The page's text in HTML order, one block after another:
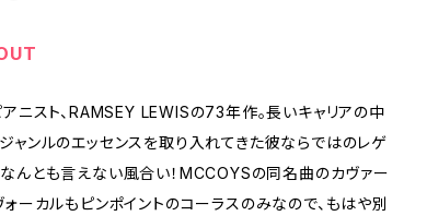
アニスト、RAMSEY LEWISの73年作。長いキャリアの中
ャンルのエッセンスを取り入れてきた彼ならではのレゲ
んとも言えない風合い！MCCOYSの同名曲のカヴァー
ォーカルもピンポイントのコーラスのみなので、もはや別